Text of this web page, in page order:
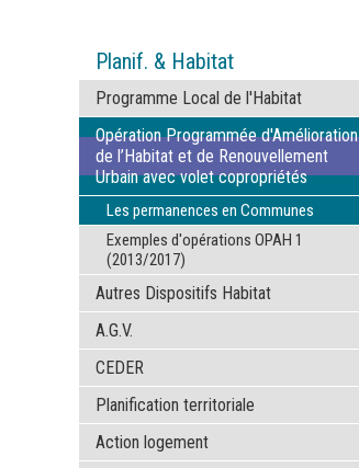
Planif. & Habitat
Programme Local de l'Habitat
Opération Programmée d'Amélioration
de l’Habitat et de Renouvellement
Urbain avec volet copropriétés
Les permanences en Communes
Exemples d'opérations OPAH 1
(2013/2017)
Autres Dispositifs Habitat
A.G.V.
CEDER
Planification territoriale
Action logement